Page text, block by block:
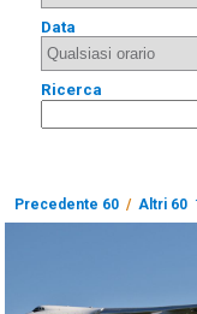
Data
Ricerca
Precedente 60 / Altri 60